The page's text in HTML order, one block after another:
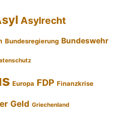
Asylrecht
Bundesregierung Bundeswehr
Europa FDP Finanzkrise
Geld Griechenland